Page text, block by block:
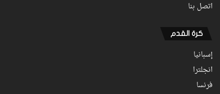
اتصل بنا
كرة القدم
إسبانيا
انجلترا
فرنسا